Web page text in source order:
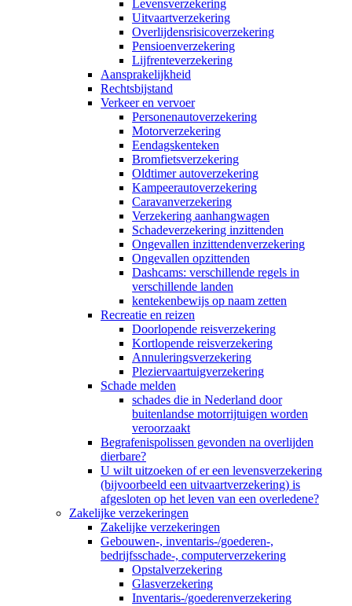
Levensverzekering
Uitvaartverzekering
Overlijdensrisicoverzekering
Pensioenverzekering
Lijfrenteverzekering
Aansprakelijkheid
Rechtsbijstand
Verkeer en vervoer
Personenautoverzekering
Motorverzekering
Eendagskenteken
Bromfietsverzekering
Oldtimer autoverzekering
Kampeerautoverzekering
Caravanverzekering
Verzekering aanhangwagen
Schadeverzekering inzittenden
Ongevallen inzittendenverzekering
Ongevallen opzittenden
Dashcams: verschillende regels in
verschillende landen
kentekenbewijs op naam zetten
Recreatie en reizen
Doorlopende reisverzekering
Kortlopende reisverzekering
Annuleringsverzekering
Pleziervaartuigverzekering
Schade melden
schades die in Nederland door
buitenlandse motorrijtuigen worden
veroorzaakt
Begrafenispolissen gevonden na overlijden
dierbare?
U wilt uitzoeken of er een levensverzekering
(bijvoorbeeld een uitvaartverzekering) is
afgesloten op het leven van een overledene?
Zakelijke verzekeringen
Zakelijke verzekeringen
Gebouwen-, inventaris-/goederen-,
bedrijfsschade-, computerverzekering
Opstalverzekering
Glasverzekering
Inventaris-/goederenverzekering